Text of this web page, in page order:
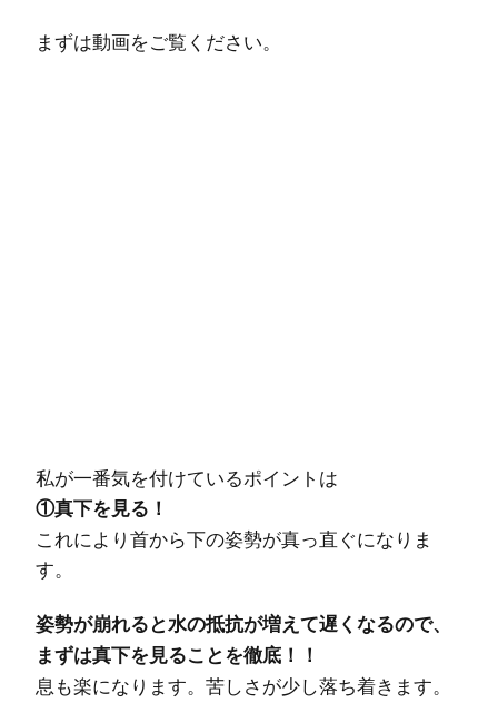
まずは動画をご覧ください。
私が一番気を付けているポイントは
①真下を見る！
これにより首から下の姿勢が真っ直ぐになりま
す。
姿勢が崩れると水の抵抗が増えて遅くなるので、
まずは真下を見ることを徹底！！
息も楽になります。苦しさが少し落ち着きます。